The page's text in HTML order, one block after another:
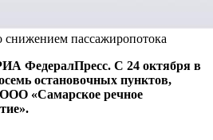
пассажиропотока
ФедералПресс. С 24 октября в
остановочных пунктов,
«Самарское речное